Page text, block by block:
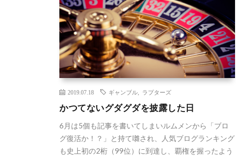
2019.07.18 ギャンブル ラプターズ
かつてないグダグダを披露した日
6月は5個も記事を書いてしまいルムメンから「ブロ
グ復活か！？」と持て囃され、人気ブログランキング
も史上初の2桁（99位）に到達し、覇権を握ったよう